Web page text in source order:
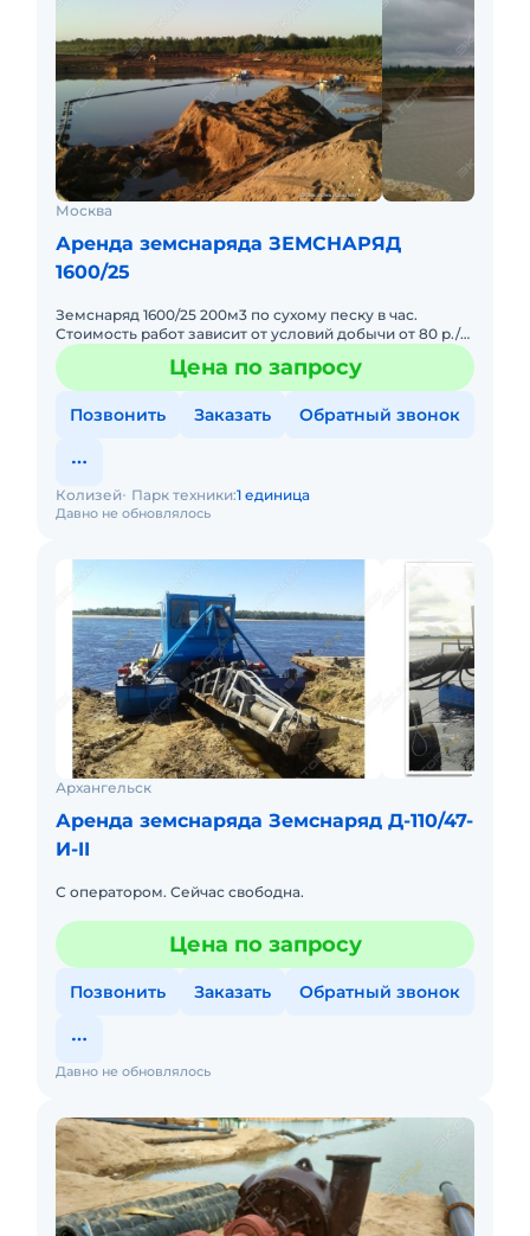
Москва
Аренда земснаряда ЗЕМСНАРЯД
1600/25
Земснаряд 1600/25 200м3 по сухому песку в час.
Стоимость работ зависит от условий добычи от 80 р./
м3. Звоните обсудим.
Цена по запросу
Позвонить Заказать Обратный звонок
Давно не обновлялось
Колизей Парк техники:1 единица
Архангельск
Аренда земснаряда Земснаряд Д-110/47-
И-II
С оператором. Сейчас свободна.
Цена по запросу
Позвонить Заказать Обратный звонок
Давно не обновлялось